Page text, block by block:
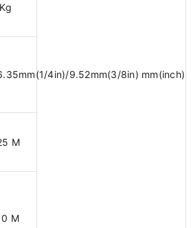
4in)/9.52mm(3/8in) mm(inch)
M
M